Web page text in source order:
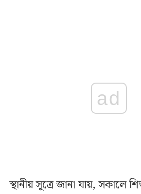
ad
স্থানীয় সূত্রে জানা যায়, সকালে